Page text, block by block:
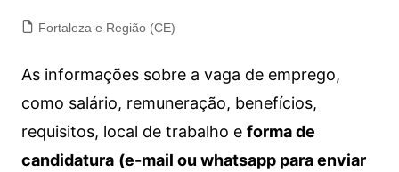
Fortaleza e Região (CE)
As informações sobre a vaga de emprego,
como salário, remuneração, benefícios,
requisitos, local de trabalho e forma de
candidatura (e-mail ou whatsapp para enviar